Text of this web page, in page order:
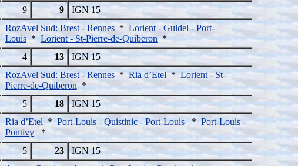
9 9
IGN 15
RozAvel Sud: Brest - Rennes* Lorient - Guidel - Port-
Louis*Lorient - St-Pierre-de-Quiberon*
4 13
IGN 15
RozAvel Sud: Brest - Rennes*Ria d’Etel*Lorient - St-
Pierre-de-Quiberon*
5 18
IGN 15
Ria d’Etel*Port-Louis - Quistinic - Port-Louis* Port-Louis -
Pontivy*
5 23
IGN 15